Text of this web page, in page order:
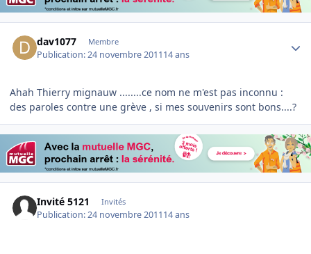
dav1077 Membre
Publication:24 novembre 201114 ans
Ahah Thierry mignauw ........ce nom ne m'est pas inconnu :
des paroles contre une grève , si mes souvenirs sont bons....?
Invité 5121 Invités
Publication:24 novembre 201114 ans